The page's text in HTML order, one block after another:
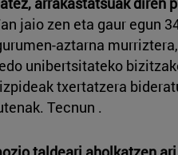
jaio zen eta gaur egun
aztarna
unibertsitateko
txertatzera
Tecnun .